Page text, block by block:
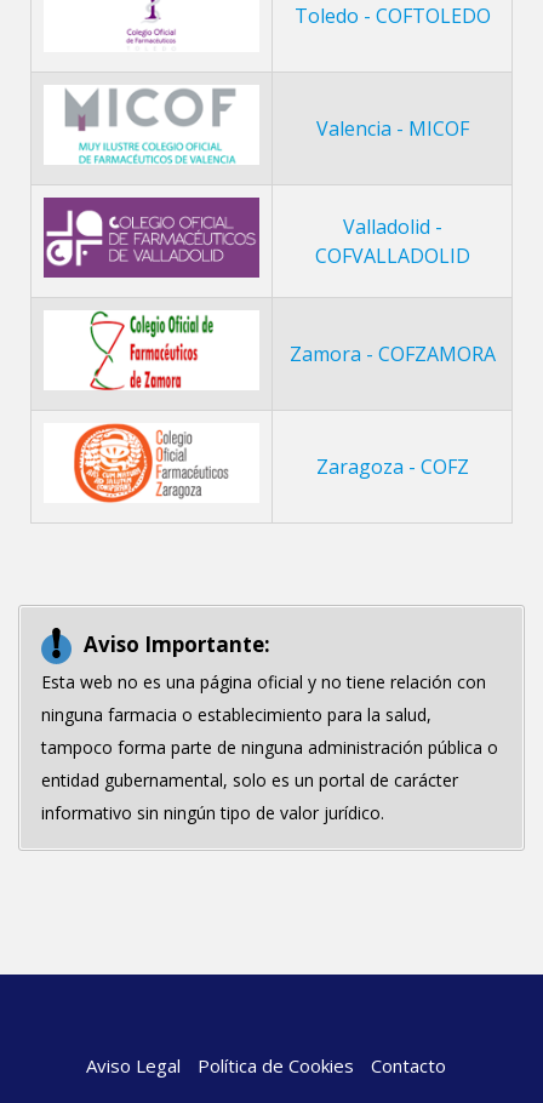
Toledo - COFTOLEDO
Valencia - MICOF
Valladolid -
COFVALLADOLID
Zamora - COFZAMORA
Zaragoza - COFZ
Aviso Importante:
Esta web no es una página oficial y no tiene relación con
ninguna farmacia o establecimiento para la salud,
tampoco forma parte de ninguna administración pública o
entidad gubernamental, solo es un portal de carácter
informativo sin ningún tipo de valor jurídico.
Aviso Legal Política de Cookies Contacto